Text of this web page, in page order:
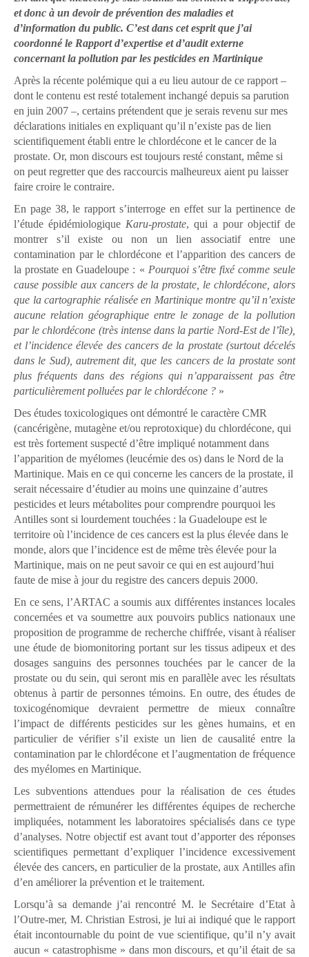
et donc à un devoir de prévention des maladies et
d’information du public. C’est dans cet esprit que j’ai
coordonné le Rapport d’expertise et d’audit externe
concernant la pollution par les pesticides en Martinique
Après la récente polémique qui a eu lieu autour de ce rapport –
dont le contenu est resté totalement inchangé depuis sa parution
en juin 2007 –, certains prétendent que je serais revenu sur mes
déclarations initiales en expliquant qu’il n’existe pas de lien
scientifiquement établi entre le chlordécone et le cancer de la
prostate. Or, mon discours est toujours resté constant, même si
on peut regretter que des raccourcis malheureux aient pu laisser
faire croire le contraire.
En page 38, le rapport s’interroge en effet sur la pertinence de
l’étude épidémiologique Karu-prostate, qui a pour objectif de
montrer s’il existe ou non un lien associatif entre une
contamination par le chlordécone et l’apparition des cancers de
la prostate en Guadeloupe : « Pourquoi s’être fixé comme seule
cause possible aux cancers de la prostate, le chlordécone, alors
que la cartographie réalisée en Martinique montre qu’il n’existe
aucune relation géographique entre le zonage de la pollution
par le chlordécone (très intense dans la partie Nord-Est de l’île),
et l’incidence élevée des cancers de la prostate (surtout décelés
dans le Sud), autrement dit, que les cancers de la prostate sont
plus fréquents dans des régions qui n’apparaissent pas être
particulièrement polluées par le chlordécone ? »
Des études toxicologiques ont démontré le caractère CMR
(cancérigène, mutagène et/ou reprotoxique) du chlordécone, qui
est très fortement suspecté d’être impliqué notamment dans
l’apparition de myélomes (leucémie des os) dans le Nord de la
Martinique. Mais en ce qui concerne les cancers de la prostate, il
serait nécessaire d’étudier au moins une quinzaine d’autres
pesticides et leurs métabolites pour comprendre pourquoi les
Antilles sont si lourdement touchées : la Guadeloupe est le
territoire où l’incidence de ces cancers est la plus élevée dans le
monde, alors que l’incidence est de même très élevée pour la
Martinique, mais on ne peut savoir ce qui en est aujourd’hui
faute de mise à jour du registre des cancers depuis 2000.
En ce sens, l’ARTAC a soumis aux différentes instances locales
concernées et va soumettre aux pouvoirs publics nationaux une
proposition de programme de recherche chiffrée, visant à réaliser
une étude de biomonitoring portant sur les tissus adipeux et des
dosages sanguins des personnes touchées par le cancer de la
prostate ou du sein, qui seront mis en parallèle avec les résultats
obtenus à partir de personnes témoins. En outre, des études de
toxicogénomique devraient permettre de mieux connaître
l’impact de différents pesticides sur les gènes humains, et en
particulier de vérifier s’il existe un lien de causalité entre la
contamination par le chlordécone et l’augmentation de fréquence
des myélomes en Martinique.
Les subventions attendues pour la réalisation de ces études
permettraient de rémunérer les différentes équipes de recherche
impliquées, notamment les laboratoires spécialisés dans ce type
d’analyses. Notre objectif est avant tout d’apporter des réponses
scientifiques permettant d’expliquer l’incidence excessivement
élevée des cancers, en particulier de la prostate, aux Antilles afin
d’en améliorer la prévention et le traitement.
Lorsqu’à sa demande j’ai rencontré M. le Secrétaire d’Etat à
l’Outre-mer, M. Christian Estrosi, je lui ai indiqué que le rapport
était incontournable du point de vue scientifique, qu’il n’y avait
aucun « catastrophisme » dans mon discours, et qu’il était de sa